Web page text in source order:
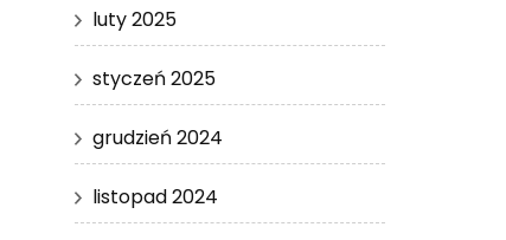
luty 2025
styczeń 2025
grudzień 2024
listopad 2024